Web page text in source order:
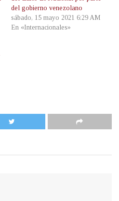
del gobierno venezolano
sábado, 15 mayo 2021 6:29 AM
En «Internacionales»